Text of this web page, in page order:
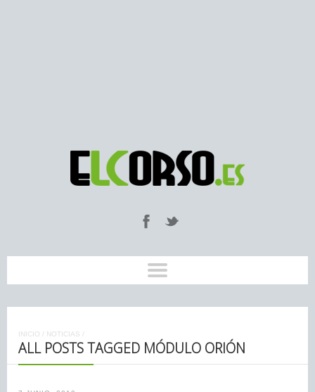
INICIO / NOTICIAS /
ALL POSTS TAGGED MÓDULO ORIÓN